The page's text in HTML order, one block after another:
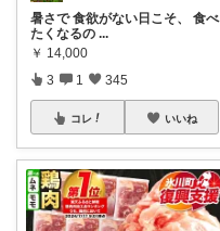
暑さで 食欲がない日こそ、 食べ
たくなるの ...
￥ 14,000
3 1 345
コレ いいね